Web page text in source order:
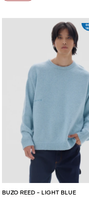
BUZO REED - LIGHT BLUE